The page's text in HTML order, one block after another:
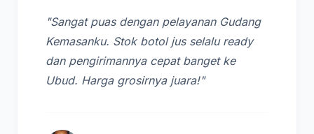
"Sangat puas dengan pelayanan Gudang
Kemasanku. Stok botol jus selalu ready
dan pengirimannya cepat banget ke
Ubud. Harga grosirnya juara!"